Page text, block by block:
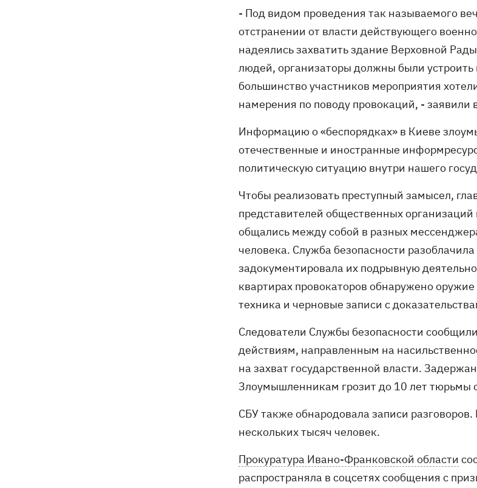
- Под видом проведения так называемого
отстранении от власти действующего
надеялись захватить здание Верховной
людей, организаторы должны были
большинство участников мероприятия
намерения по поводу провокаций, - заявили
Информацию о «беспорядках» в Киеве
отечественные и иностранные
политическую ситуацию внутри нашего
Чтобы реализовать преступный замысел,
представителей общественных
общались между собой в разных
человека. Служба безопасности
задокументировала их подрывную
квартирах провокаторов обнаружено
техника и черновые записи с
Следователи Службы безопасности
действиям, направленным на
на захват государственной власти.
Злоумышленникам грозит до 10 лет тюрьмы
СБУ также обнародовала записи
нескольких тысяч человек.
Прокуратура Ивано-Франковской области
распространяла в соцсетях сообщения с